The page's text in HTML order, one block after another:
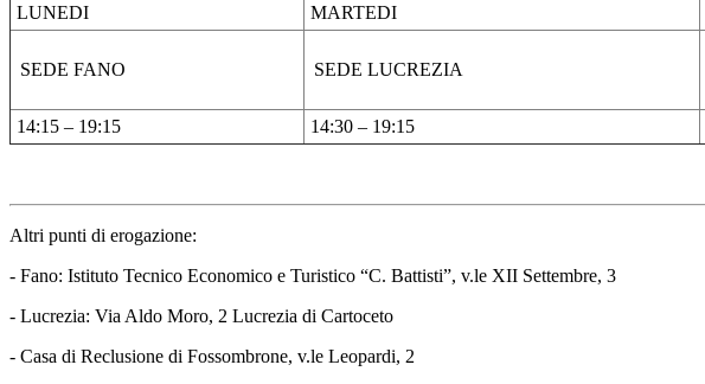
LUNEDI MARTEDI
SEDE FANO SEDE LUCREZIA
14:15 – 19:15 14:30 – 19:15
Altri punti di erogazione:
- Fano: Istituto Tecnico Economico e Turistico “C. Battisti”, v.le XII Settembre, 3
- Lucrezia: Via Aldo Moro, 2 Lucrezia di Cartoceto
- Casa di Reclusione di Fossombrone, v.le Leopardi, 2